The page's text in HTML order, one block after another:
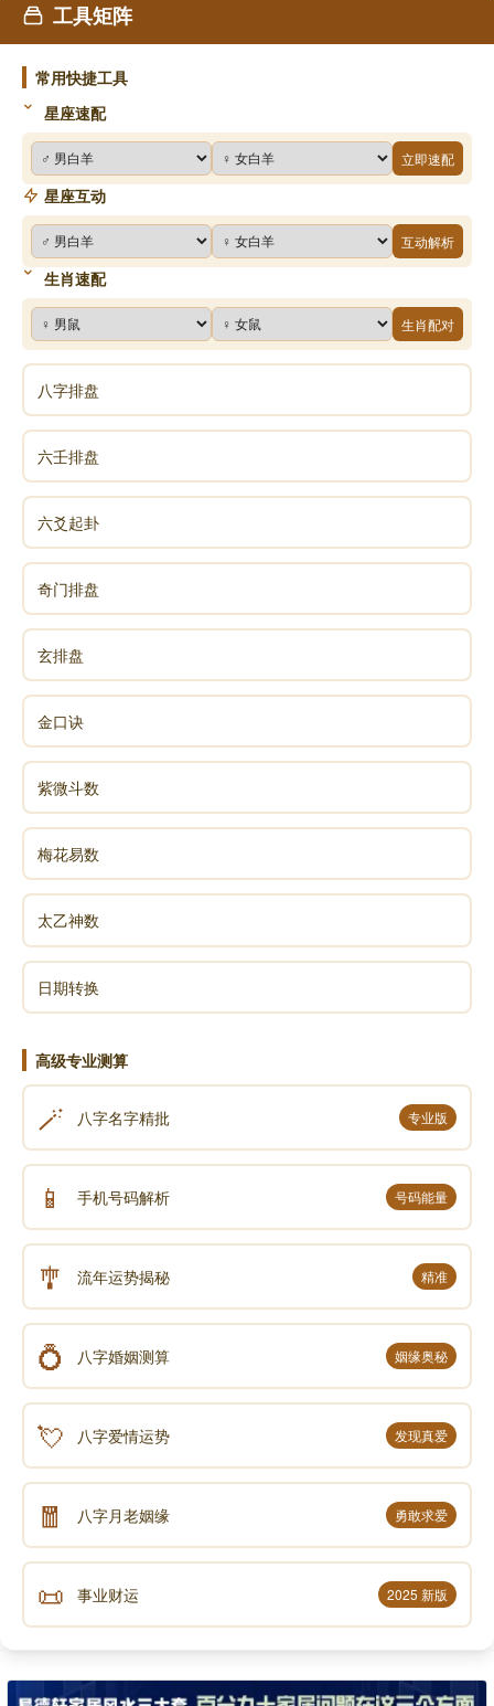
工具矩阵
常用快捷工具
星座速配
立即速配
星座互动
互动解析
生肖速配
生肖配对
八字排盘
六壬排盘
六爻起卦
奇门排盘
玄排盘
金口诀
紫微斗数
梅花易数
太乙神数
日期转换
高级专业测算
🪄 八字名字精批 专业版
📱 手机号码解析 号码能量
🎐 流年运势揭秘 精准
💍 八字婚姻测算 姻缘奥秘
💘 八字爱情运势 发现真爱
🧧 八字月老姻缘 勇敢求爱
📜 事业财运 2025 新版